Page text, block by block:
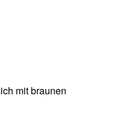
mit braunen